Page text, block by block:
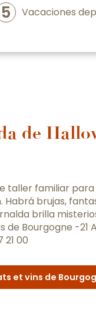
5 Vacaciones
de
taller familiar
Habrá brujas,
brilla
de Bourgogne -21
21 00
et vins de